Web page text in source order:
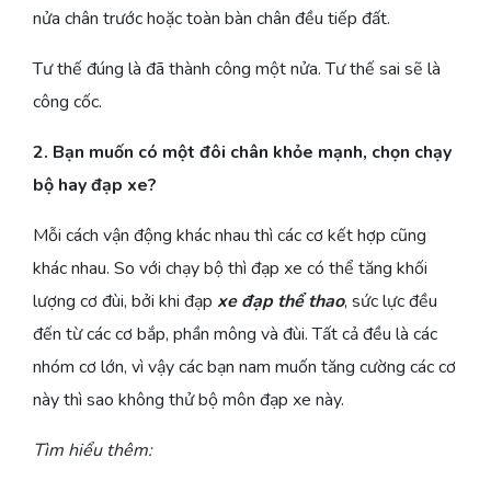
nửa chân trước hoặc toàn bàn chân đều tiếp đất.
Tư thế đúng là đã thành công một nửa. Tư thế sai sẽ là
công cốc.
2. Bạn muốn có một đôi chân khỏe mạnh, chọn chạy
bộ hay đạp xe?
Mỗi cách vận động khác nhau thì các cơ kết hợp cũng
khác nhau. So với chạy bộ thì đạp xe có thể tăng khối
lượng cơ đùi, bởi khi đạp xe đạp thể thao, sức lực đều
đến từ các cơ bắp, phần mông và đùi. Tất cả đều là các
nhóm cơ lớn, vì vậy các bạn nam muốn tăng cường các cơ
này thì sao không thử bộ môn đạp xe này.
Tìm hiểu thêm: